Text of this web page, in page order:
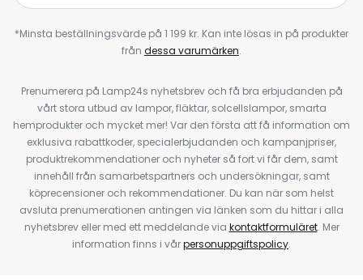
*Minsta beställningsvärde på 1 199 kr. Kan inte lösas in på produkter
från dessa varumärken.
Prenumerera på Lamp24s nyhetsbrev och få bra erbjudanden på
vårt stora utbud av lampor, fläktar, solcellslampor, smarta
hemprodukter och mycket mer! Var den första att få information om
exklusiva rabattkoder, specialerbjudanden och kampanjpriser,
produktrekommendationer och nyheter så fort vi får dem, samt
innehåll från samarbetspartners och undersökningar, samt
köprecensioner och rekommendationer. Du kan när som helst
avsluta prenumerationen antingen via länken som du hittar i alla
nyhetsbrev eller med ett meddelande via kontaktformuläret. Mer
information finns i vårpersonuppgiftspolicy.